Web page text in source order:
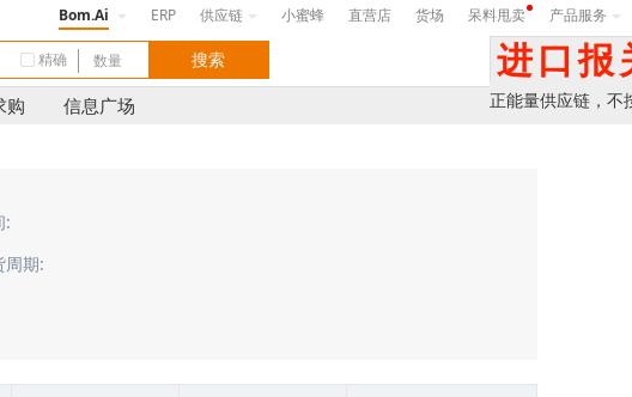
Bom.Ai ERP 供应链 小蜜蜂 直营店 货场 呆料甩卖 产品服务
精确 进口
正能量供应链，不
购 信息广场
:
周期: